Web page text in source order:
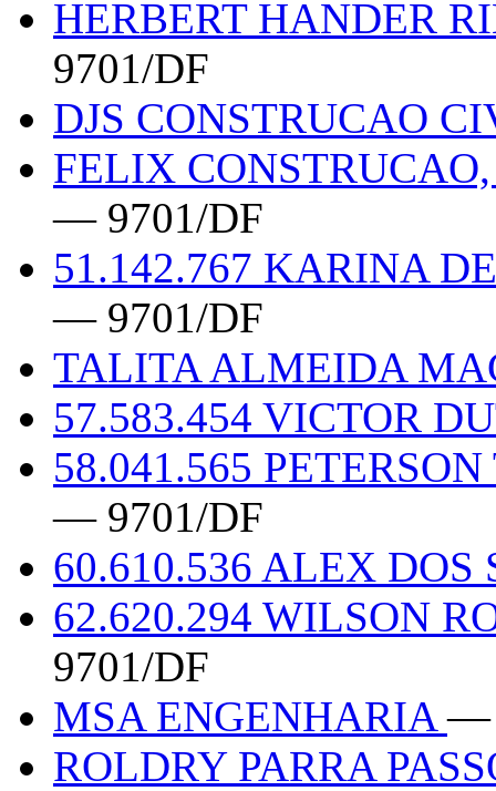
HERBERT HANDER
9701/DF
DJS CONSTRUCAO
FELIX
— 9701/DF
51.142.767 KARINA
— 9701/DF
TALITA ALMEIDA
57.583.454 VICTOR
58.041.565
— 9701/DF
60.610.536 ALEX
62.620.294 WILSON
9701/DF
MSA ENGENHARIA—
ROLDRY PARRA